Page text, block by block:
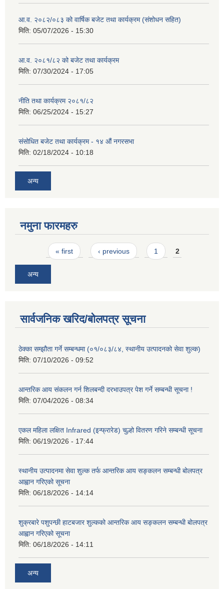
आ.व. २०८२/०८३ को वार्षिक बजेट तथा कार्यक्रम (संशोधन सहित)
मिति: 05/07/2026 - 15:30
आ.व. २०८१/८२ को बजेट तथा कार्यक्रम
मिति: 07/30/2024 - 17:05
नीति तथा कार्यक्रम २०८१/८२
मिति: 06/25/2024 - 15:27
संसोधित बजेट तथा कार्यक्रम - १४ औं नगरसभा
मिति: 02/18/2024 - 10:18
अन्य
नमुना फारमहरु
Pages« first ‹ previous 1 2
अन्य
सार्वजनिक खरिद/बोलपत्र सूचना
ठेक्का सम्झौता गर्ने सम्बन्धमा (०१/०८३/८४, स्थानीय उत्पादनको सेवा शुल्क)
मिति: 07/10/2026 - 09:52
आन्तरिक आय संकलन गर्न शिलबन्दी दरभाउपत्र पेश गर्ने सम्बन्धी सूचना !
मिति: 07/04/2026 - 08:34
एकल महिला लक्षित Infrared (इन्फ्रारेड) चुल्हो वितरण गरिने सम्बन्धी सूचना
मिति: 06/19/2026 - 17:44
स्थानीय उत्पादनमा सेवा शुल्क तर्फ आन्तरिक आय सङ्कलन सम्बन्धी बोलपत्र
आह्वान गरिएको सूचना
मिति: 06/18/2026 - 14:14
शुक्रबारे पशुपन्छी हाटबजार शुल्कको आन्तरिक आय सङ्कलन सम्बन्धी बोलपत्र
आह्वान गरिएको सूचना
मिति: 06/18/2026 - 14:11
अन्य